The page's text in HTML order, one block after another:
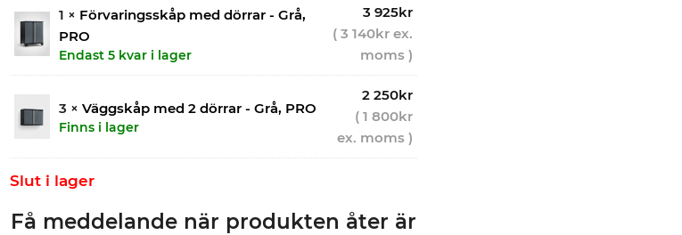
1 × Förvaringsskåp med dörrar - Grå,
PRO
Endast 5 kvar i lager
3 925kr
( 3 140kr ex.
moms )
3 × Väggskåp med 2 dörrar - Grå, PRO
Finns i lager
2 250kr
( 1 800kr
ex. moms )
Slut i lager
Få meddelande när produkten åter är